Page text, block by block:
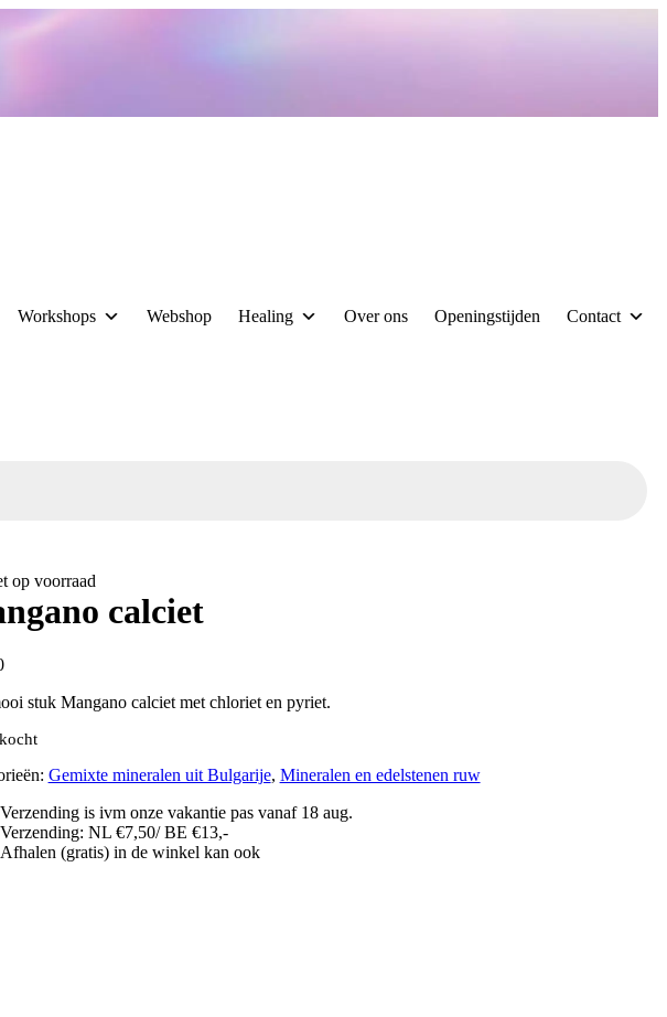
Workshops Webshop Healing Over ons Openingstijden Contact
op voorraad
calciet
stuk Mangano calciet met chloriet en pyriet.
Gemixte mineralen uit Bulgarije, Mineralen en edelstenen ruw
Verzending is ivm onze vakantie pas vanaf 18 aug.
Verzending: NL €7,50/ BE €13,-
Afhalen (gratis) in de winkel kan ook